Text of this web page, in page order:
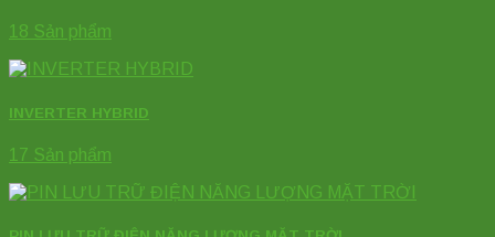
18 Sản phẩm
INVERTER HYBRID
17 Sản phẩm